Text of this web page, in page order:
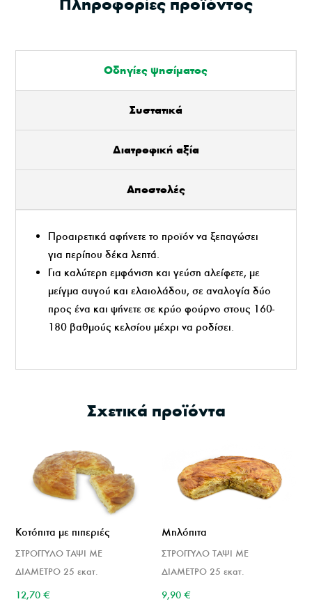
Οδηγίες ψησίματος
Συστατικά
Διατροφική αξία
Αποστολές
Προαιρετικά αφήνετε το προϊόν να ξεπαγώσει
για περίπου δέκα λεπτά.
Για καλύτερη εμφάνιση και γεύση αλείφετε, με
μείγμα αυγού και ελαιολάδου, σε αναλογία δύο
προς ένα και ψήνετε σε κρύο φούρνο στους 160-
180 βαθμούς κελσίου μέχρι να ροδίσει.
Σχετικά προϊόντα
Κοτόπιτα με πιπεριές
ΣΤΡΟΓΓΥΛΟ ΤΑΨΙ ΜΕ
ΔΙΑΜΕΤΡΟ 25 εκατ.
12,70€
Μηλόπιτα
ΣΤΡΟΓΓΥΛΟ ΤΑΨΙ ΜΕ
ΔΙΑΜΕΤΡΟ 25 εκατ.
9,90€